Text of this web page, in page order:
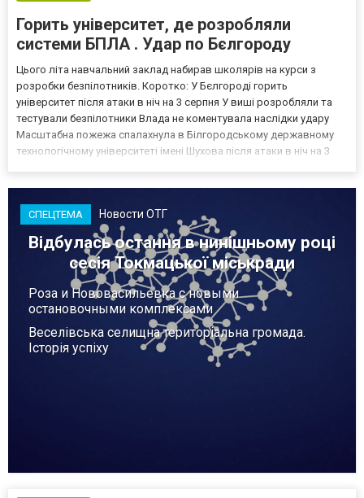
Горить університет, де розробляли
системи БПЛА . Удар по Бєлгороду
Цього літа навчальний заклад набирав школярів на курси з
розробки безпілотників. Коротко: У Бєлгороді горить
університет після атаки в ніч на 3 серпня У виші розробляли та
тестували безпілотники Влада не коментувала наслідки удару
Масштабна пожежа спалахнула в Білгородському державному
технологічному університеті імені Шухова після атаки в ніч на 3
СПЕЦТЕМА Новости ОТГ
Відбулась остання в нинішньому році
сесія Токмацької міськради
Роза и Нововасильевка с новыми
остановочными комплексами
Веселівська селищна територіальна громада.
Історія успіху